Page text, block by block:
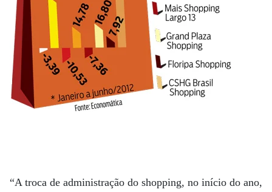
“A troca de administração do shopping, no início do ano,